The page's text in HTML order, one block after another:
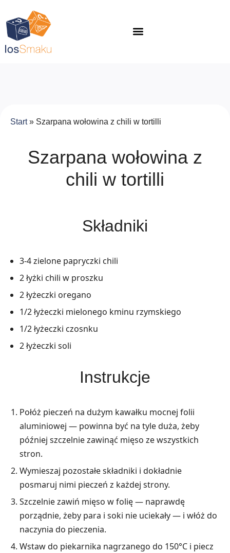
Start» Szarpana wołowina z chili w tortilli
Szarpana wołowina z
chili w tortilli
Składniki
3-4 zielone papryczki chili
2 łyżki chili w proszku
2 łyżeczki oregano
1/2 łyżeczki mielonego kminu rzymskiego
1/2 łyżeczki czosnku
2 łyżeczki soli
Instrukcje
Połóż pieczeń na dużym kawałku mocnej folii
aluminiowej — powinna być na tyle duża, żeby
później szczelnie zawinąć mięso ze wszystkich
stron.
Wymieszaj pozostałe składniki i dokładnie
posmaruj nimi pieczeń z każdej strony.
Szczelnie zawiń mięso w folię — naprawdę
porządnie, żeby para i soki nie uciekały — i włóż do
naczynia do pieczenia.
Wstaw do piekarnika nagrzanego do 150°C i piecz